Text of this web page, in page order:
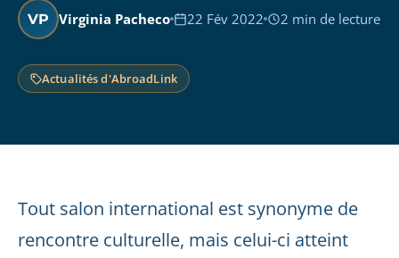
VP Virginia Pacheco 22 Fév 2022 2 min de lecture
Actualités d'AbroadLink
Tout salon international est synonyme de
rencontre culturelle, mais celui-ci atteint